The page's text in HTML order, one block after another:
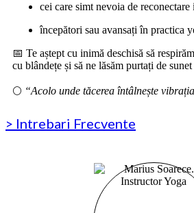
cei care simt nevoia de reconectare
începători sau avansați în practica
📅 Te aștept cu inimă deschisă să
cu blândețe și să ne lăsăm purtați de
🌕 “Acolo unde tăcerea întâlnește
> Intrebari Frecvente